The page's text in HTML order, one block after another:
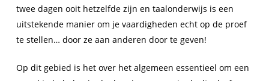
twee dagen ooit hetzelfde zijn en taalonderwijs is een
uitstekende manier om je vaardigheden echt op de proef
te stellen… door ze aan anderen door te geven!
Op dit gebied is het over het algemeen essentieel om een